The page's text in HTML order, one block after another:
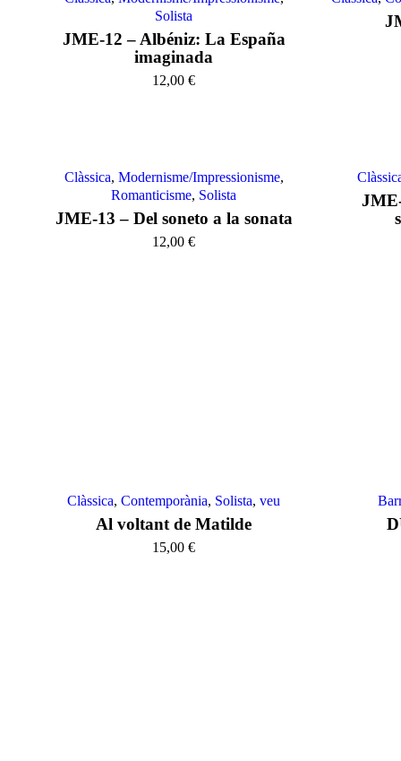
Solista
JME-12 – Albéniz: La España
imaginada
12,00€
Clàssica, Modernisme/Impressionisme,
Romanticisme, Solista
JME-13 – Del soneto a la sonata
12,00€
Clàssica,Contemporània, Solista,veu
Al voltant de Matilde
15,00€